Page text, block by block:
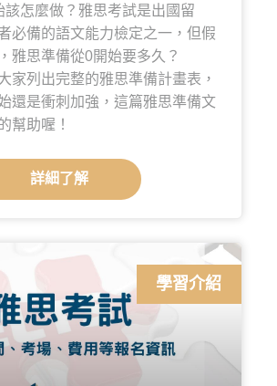
該怎麼做？雅思考試是出國留
必備的語文能力檢定之一，但假
雅思準備從0開始要多久？
家列出完整的雅思準備計畫表，
還是衝刺加強，這篇雅思準備文
幫助喔！
詳細了解
學習介紹